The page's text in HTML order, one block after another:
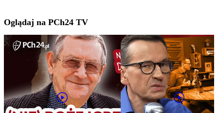
Oglądaj na PCh24 TV